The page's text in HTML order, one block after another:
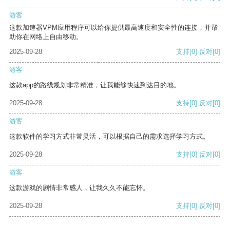
游客
这款加速器VPM应用程序可以给你提供最高速度和安全性的连接，并帮
助你在网络上自由移动。
2025-09-28
支持[0] 反对[0]
游客
这款app的路线规划非常精准，让我能够快速到达目的地。
2025-09-28 支持[0] 反对[0]
游客
这款软件的学习方式非常灵活，可以根据自己的需求选择学习方式。
2025-09-28 支持[0] 反对[0]
游客
这款游戏的剧情非常感人，让我久久不能忘怀。
2025-09-28 支持[0] 反对[0]